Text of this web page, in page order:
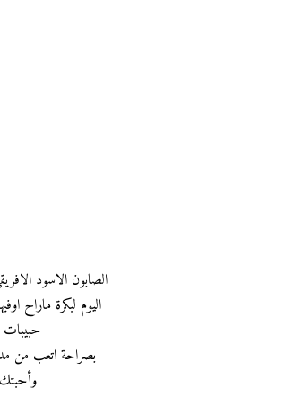
اليوم لبكرة ماراح
حبيبات
بصراحة اتعب من مدح